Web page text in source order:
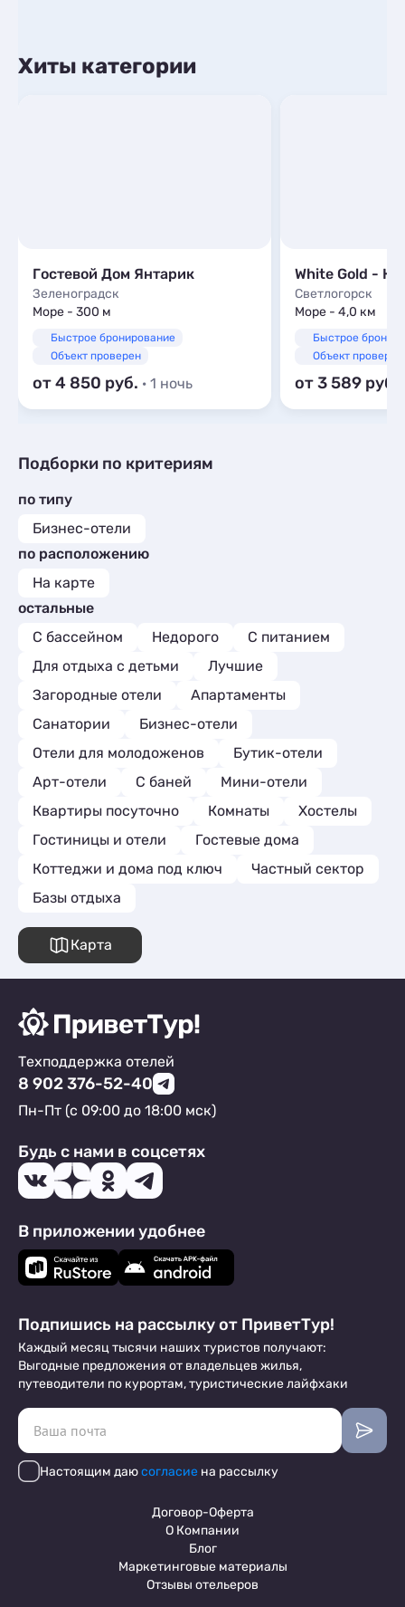
Хиты категории
Гостевой Дом Янтарик
Зеленоградск
Море - 300 м
Быстрое бронирование
Объект проверен
от 4 850 · 1 ночь
White Gold -
Светлогорск
Море - 4,0 км
Быстрое
Объект проверен
от 3 589
Подборки по критериям
по типу
Бизнес-отели
по расположению
На карте
остальные
С бассейном
Недорого
С питанием
Для отдыха с детьми
Лучшие
Загородные отели
Апартаменты
Санатории
Бизнес-отели
Отели для молодоженов
Бутик-отели
Арт-отели
С баней
Мини-отели
Квартиры посуточно
Комнаты
Хостелы
Гостиницы и отели
Гостевые дома
Коттеджи и дома под ключ
Частный сектор
Базы отдыха
Карта
Техподдержка отелей
8 902 376-52-40
Пн-Пт (с 09:00 до 18:00 мск)
Будь с нами в соцсетях
В приложении удобнее
Подпишись на рассылку от ПриветТур!
Каждый месяц тысячи наших туристов получают:
Выгодные предложения от владельцев жилья,
путеводители по курортам, туристические лайфхаки
Настоящим даюсогласие на рассылку
Договор-Оферта
О Компании
Блог
Маркетинговые материалы
Отзывы отельеров